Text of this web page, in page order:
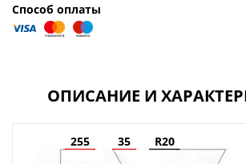
Способ оплаты
ОПИСАНИЕ И
255 35 R20